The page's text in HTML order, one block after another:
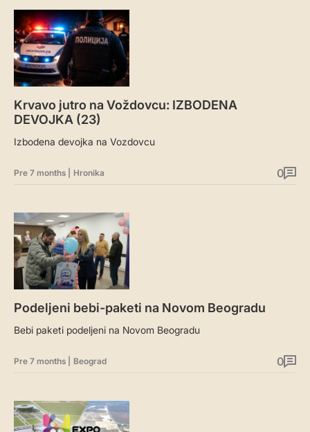
Krvavo jutro na Voždovcu: IZBODENA
DEVOJKA (23)
Izbodena devojka na Vozdovcu
Pre 7 months Hronika 0
Podeljeni bebi-paketi na Novom Beogradu
Bebi paketi podeljeni na Novom Beogradu
Pre 7 months Beograd 0